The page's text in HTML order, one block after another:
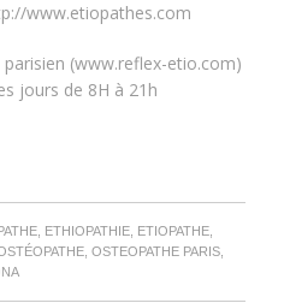
www.etiopathes.com
(www.reflex-etio.com)
jours de 8H à 21h
ETHIOPATHIE, ETIOPATHE,
OSTEOPATHE PARIS,